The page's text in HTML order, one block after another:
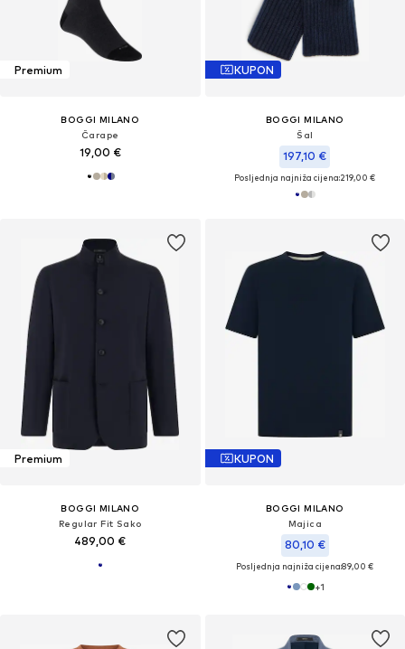
Premium
BOGGI MILANO
Čarape
19,00 €
KUPON
BOGGI MILANO
Šal
197,10 €
Posljednja najniža cijena:219,00 €
Premium
BOGGI MILANO
Regular Fit Sako
489,00 €
KUPON
BOGGI MILANO
Majica
80,10 €
Posljednja najniža cijena:89,00 €
+1